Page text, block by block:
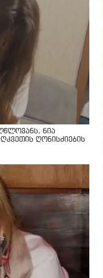
ნია
ღონისძიების